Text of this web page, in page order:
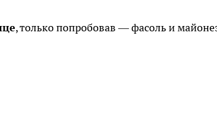
, только попробовав — фасоль и